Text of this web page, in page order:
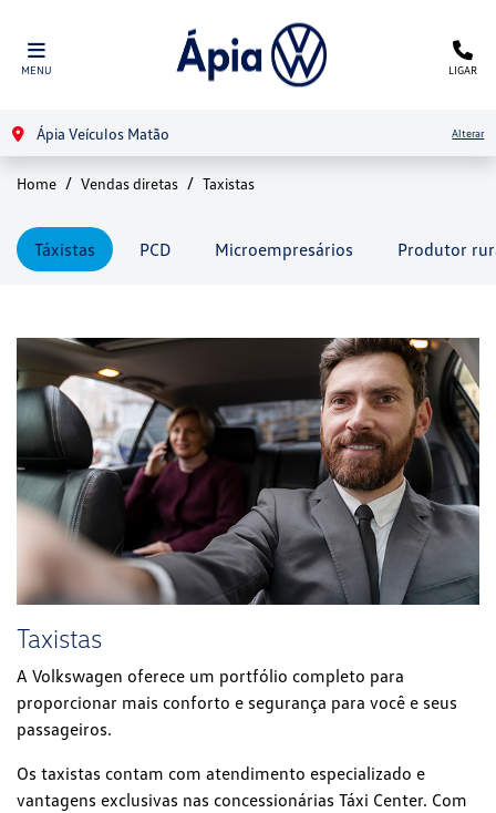
MENU LIGAR
Ápia Veículos Matão Alterar
Home Vendas diretas Taxistas
PCD Microempresários Produtor
Táxistas
Taxistas
A Volkswagen oferece um portfólio completo para
proporcionar mais conforto e segurança para você e seus
passageiros.
Os taxistas contam com atendimento especializado e
vantagens exclusivas nas concessionárias Táxi Center. Com